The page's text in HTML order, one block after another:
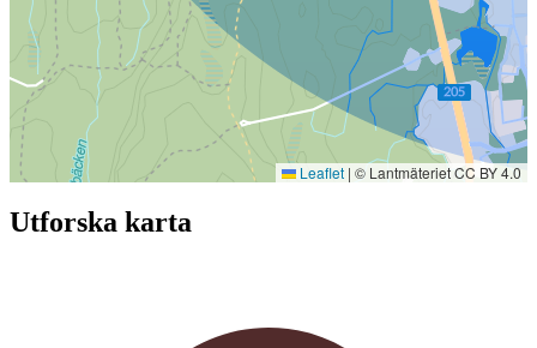
Leaflet | © Lantmäteriet CC BY 4.0
Utforska karta